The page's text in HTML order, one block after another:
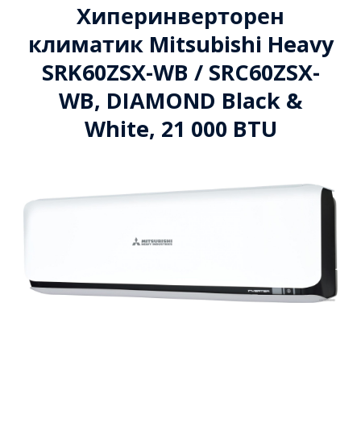
Хиперинверторен
климатик Mitsubishi Heavy
SRK60ZSX-WB / SRC60ZSX-
WB, DIAMOND Black &
White, 21 000 BTU